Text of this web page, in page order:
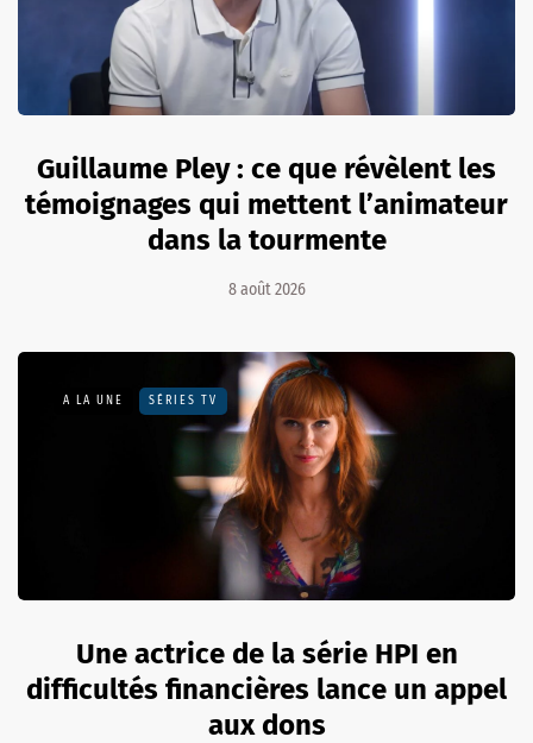
Guillaume Pley : ce que révèlent les
témoignages qui mettent l’animateur
dans la tourmente
8 août 2026
A LA UNE SÉRIES TV
Une actrice de la série HPI en
difficultés financières lance un appel
aux dons